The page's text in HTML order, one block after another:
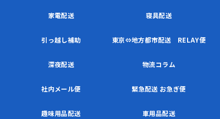
家電配送 寝具配送
引っ越し補助 東京⇔地方都市配送 RELAY便
深夜配送 物流コラム
社内メール便 緊急配送 お急ぎ便
趣味用品配送 車用品配送